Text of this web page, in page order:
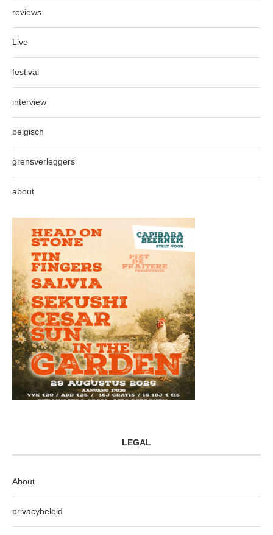
reviews
Live
festival
interview
belgisch
grensverleggers
about
LEGAL
About
privacybeleid